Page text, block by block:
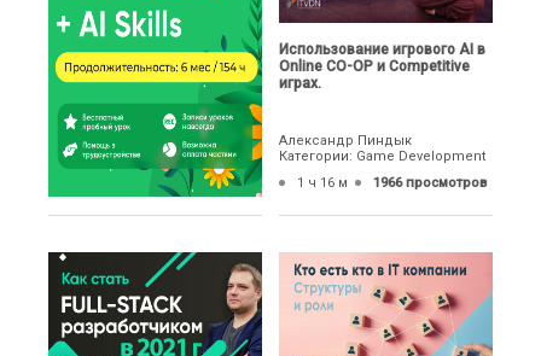
Использование игрового AI в
Online CO-OP и Competitive
играх.
Александр Пиндык
Категории: Game Development
1 ч 16 м
1966 просмотров